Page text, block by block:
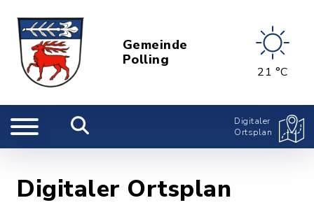
Gemeinde
Polling
21 °C
Digitaler
Ortsplan
Digitaler Ortsplan